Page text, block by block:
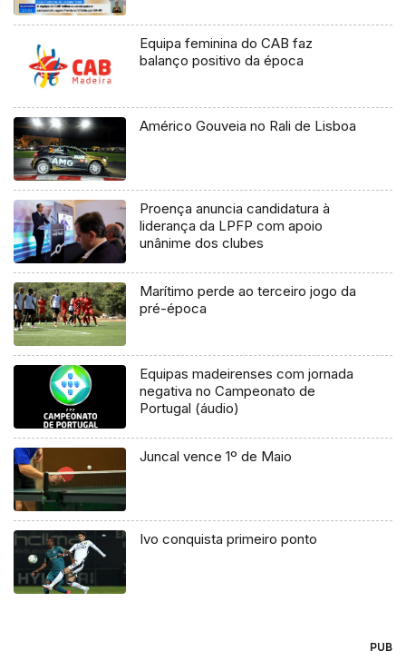
Equipa feminina do CAB faz
balanço positivo da época
Américo Gouveia no Rali de Lisboa
Proença anuncia candidatura à
liderança da LPFP com apoio
unânime dos clubes
Marítimo perde ao terceiro jogo da
pré-época
Equipas madeirenses com jornada
negativa no Campeonato de
Portugal (áudio)
Juncal vence 1º de Maio
Ivo conquista primeiro ponto
PUB